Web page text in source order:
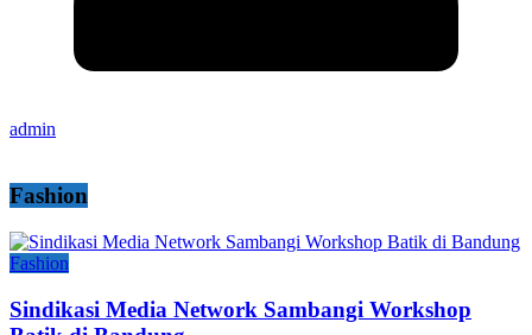
admin
Fashion
Fashion
Sindikasi Media Network Sambangi Workshop